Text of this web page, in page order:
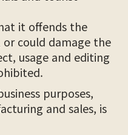
it offends the
could damage the
usage and editing
purposes,
and sales, is